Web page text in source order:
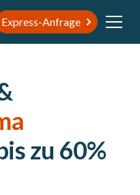
Express-Anfrage
zu 60%